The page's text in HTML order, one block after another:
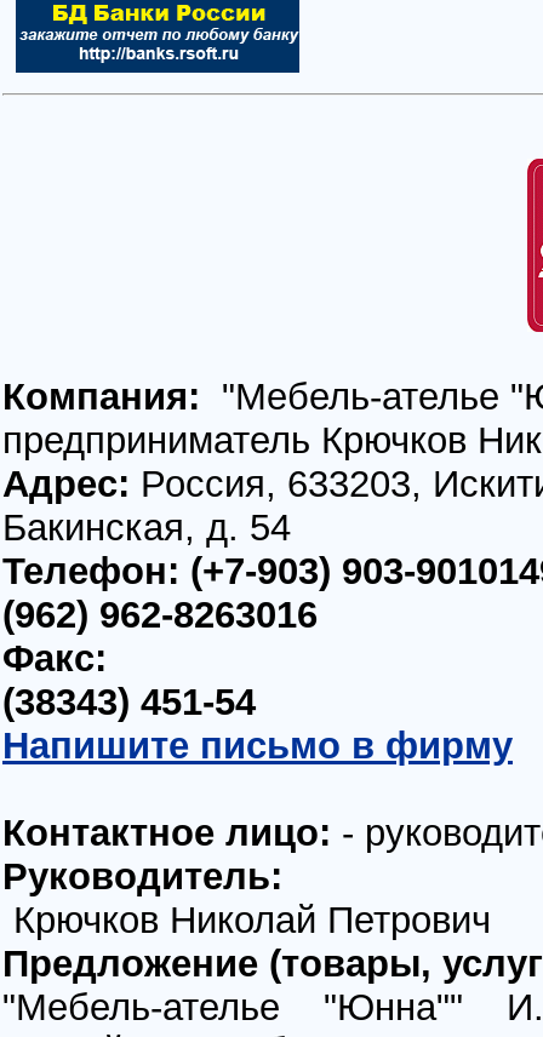
Компания: "Мебель-ателье
предприниматель Крючков
Адрес: Россия, 633203,
Бакинская, д. 54
Телефон: (+7-903) 903-
(962) 962-8263016
Факс:
(38343) 451-54
Напишите письмо в фирму
Контактное лицо: -
Руководитель:
Крючков Николай Петрович
Предложение (товары,
"Мебель-ателье "Юнна""